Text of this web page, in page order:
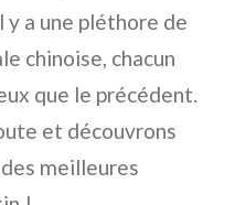
y a une pléthore de
chinoise, chacun
que le précédent.
et découvrons
meilleures